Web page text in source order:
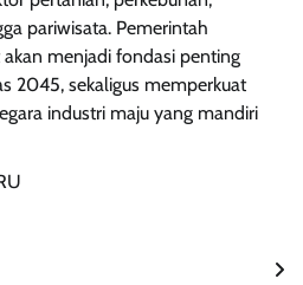
pariwisata. Pemerintah
menjadi fondasi penting
2045, sekaligus memperkuat
industri maju yang mandiri